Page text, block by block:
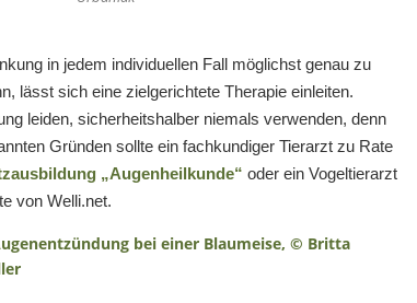
in jedem individuellen Fall möglichst genau zu
lässt sich eine zielgerichtete Therapie einleiten.
leiden, sicherheitshalber niemals verwenden, denn
Gründen sollte ein fachkundiger Tierarzt zu Rate
„Augenheilkunde“ oder ein Vogeltierarzt
von Welli.net.